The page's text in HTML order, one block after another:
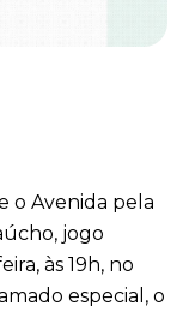
o Avenida pela
jogo
às 19h, no
especial, o